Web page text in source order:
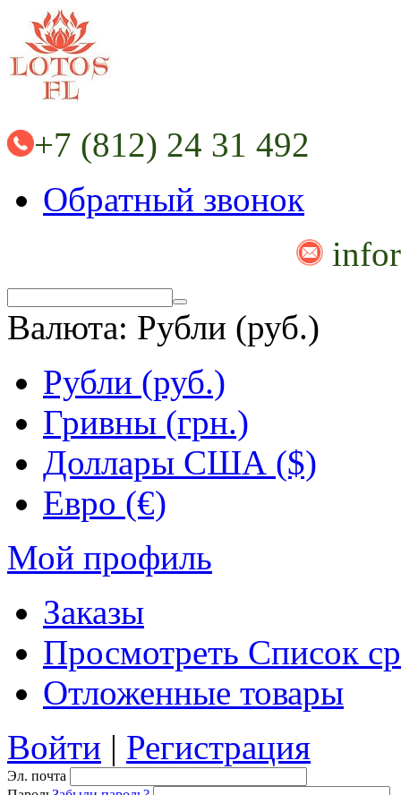
+7 (812) 24 31 492
Обратный звонок
Валюта: Рубли (руб.)
Рубли (руб.)
Гривны (грн.)
Доллары США ($)
Евро (€)
Мой профиль
Заказы
Просмотреть Список
Отложенные товары
Войти | Регистрация
Эл. почта